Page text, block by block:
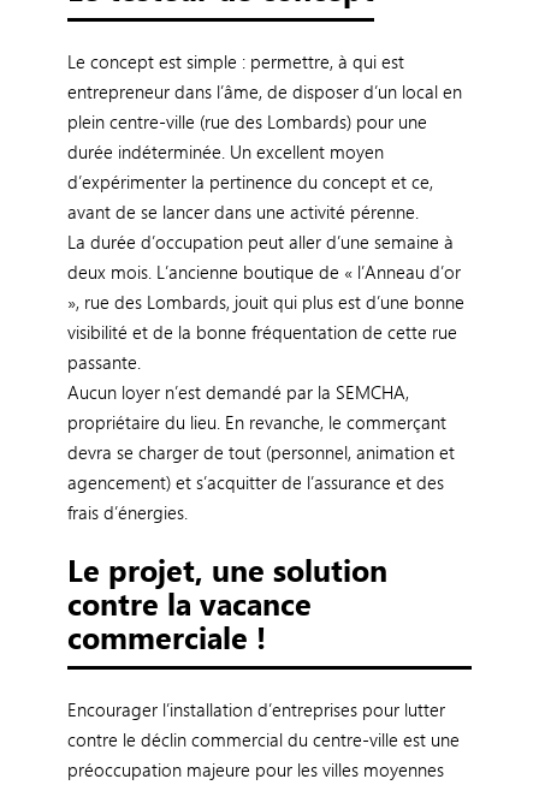
Le concept est simple : permettre, à qui est
entrepreneur dans l’âme, de disposer d’un local en
plein centre-ville (rue des Lombards) pour une
durée indéterminée. Un excellent moyen
d’expérimenter la pertinence du concept et ce,
avant de se lancer dans une activité pérenne.
La durée d’occupation peut aller d’une semaine à
deux mois. L’ancienne boutique de « l’Anneau d’or
», rue des Lombards, jouit qui plus est d’une bonne
visibilité et de la bonne fréquentation de cette rue
passante.
Aucun loyer n’est demandé par la SEMCHA,
propriétaire du lieu. En revanche, le commerçant
devra se charger de tout (personnel, animation et
agencement) et s’acquitter de l’assurance et des
frais d’énergies.
Le projet, une solution
contre la vacance
commerciale !
Encourager l’installation d’entreprises pour lutter
contre le déclin commercial du centre-ville est une
préoccupation majeure pour les villes moyennes